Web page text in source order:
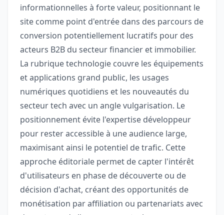
informationnelles à forte valeur, positionnant le
site comme point d'entrée dans des parcours de
conversion potentiellement lucratifs pour des
acteurs B2B du secteur financier et immobilier.
La rubrique technologie couvre les équipements
et applications grand public, les usages
numériques quotidiens et les nouveautés du
secteur tech avec un angle vulgarisation. Le
positionnement évite l'expertise développeur
pour rester accessible à une audience large,
maximisant ainsi le potentiel de trafic. Cette
approche éditoriale permet de capter l'intérêt
d'utilisateurs en phase de découverte ou de
décision d'achat, créant des opportunités de
monétisation par affiliation ou partenariats avec